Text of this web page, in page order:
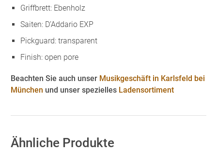
Griffbrett: Ebenholz
Saiten: D’Addario EXP
Pickguard: transparent
Finish: open pore
Beachten Sie auch unser Musikgeschäft in Karlsfeld bei
München und unser spezielles Ladensortiment
Ähnliche Produkte